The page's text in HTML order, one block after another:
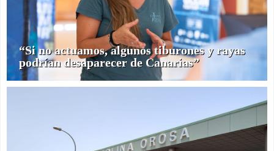
“Si no actuamos, algunos tiburones y rayas
podrían desaparecer de Canarias”